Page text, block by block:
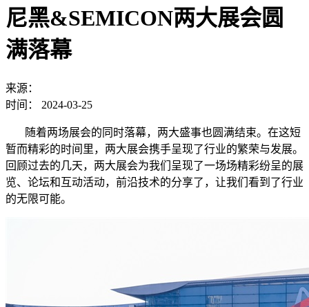
尼黑&SEMICON两大展会圆
满落幕
来源：
时间：
2024-03-25
随着两场展会的同时落幕，两大盛事也圆满结束。在这短
暂而精彩的时间里，两大展会携手呈现了行业的繁荣与发展。
回顾过去的几天，两大展会为我们呈现了一场场精彩纷呈的展
览、论坛和互动活动，前沿技术的分享了，让我们看到了行业
的无限可能。